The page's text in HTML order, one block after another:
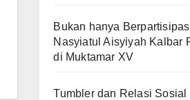
Bukan hanya
Nasyiatul Aisyiyah Kalbar
di Muktamar XV
Tumbler dan Relasi Sosial